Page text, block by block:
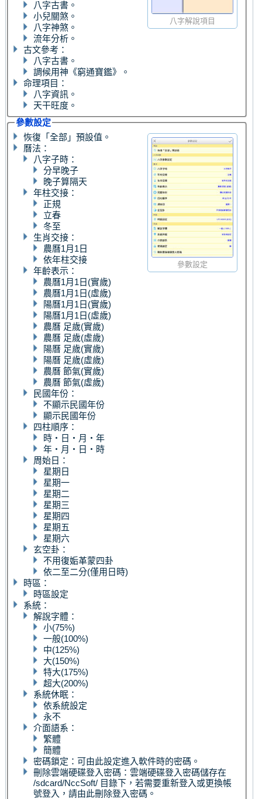
八字解說項目
八字古書。
小兒關煞。
八字神煞。
流年分析。
古文參考：
八字古書。
調候用神《窮通寶鑑》。
命理項目：
八字資訊。
天干旺度。
參數設定
參數設定
恢復「全部」預設值。
曆法：
八字子時：
分早晚子
晚子算隔天
年柱交接：
正規
立春
冬至
生肖交接：
農曆1月1日
依年柱交接
年齡表示：
農曆1月1日(實歲)
農曆1月1日(虛歲)
陽曆1月1日(實歲)
陽曆1月1日(虛歲)
農曆 足歲(實歲)
農曆 足歲(虛歲)
陽曆 足歲(實歲)
陽曆 足歲(虛歲)
農曆 節氣(實歲)
農曆 節氣(虛歲)
民國年份：
不顯示民國年份
顯示民國年份
四柱順序：
時‧日‧月‧年
年‧月‧日‧時
周始日：
星期日
星期一
星期二
星期三
星期四
星期五
星期六
玄空卦：
不用復姤革蒙四卦
依二至二分(僅用日時)
時區：
時區設定
系統：
解說字體：
小(75%)
一般(100%)
中(125%)
大(150%)
特大(175%)
超大(200%)
系統休眠：
依系統設定
永不
介面語系：
繁體
簡體
密碼鎖定：可由此設定進入軟件時的密碼。
刪除雲端硬碟登入密碼：雲端硬碟登入密碼儲存在
/sdcard/NccSoft/ 目錄下，若需要重新登入或更換帳
號登入，請由此刪除登入密碼。